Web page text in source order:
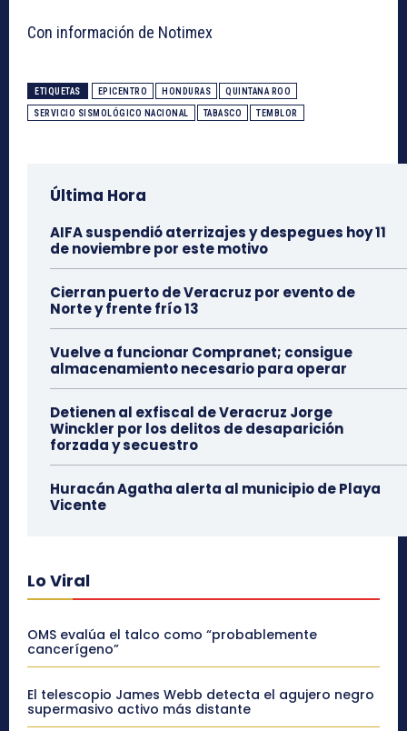
Con información de Notimex
ETIQUETAS EPICENTRO HONDURAS QUINTANA ROO
SERVICIO SISMOLÓGICO NACIONAL TABASCO TEMBLOR
Última Hora
AIFA suspendió aterrizajes y despegues hoy 11
de noviembre por este motivo
Cierran puerto de Veracruz por evento de
Norte y frente frío 13
Vuelve a funcionar Compranet; consigue
almacenamiento necesario para operar
Detienen al exfiscal de Veracruz Jorge
Winckler por los delitos de desaparición
forzada y secuestro
Huracán Agatha alerta al municipio de Playa
Vicente
Lo Viral
OMS evalúa el talco como “probablemente
cancerígeno”
El telescopio James Webb detecta el agujero negro
supermasivo activo más distante